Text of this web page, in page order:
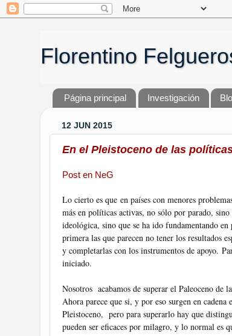
Florentino
Página principal Investigación
12 JUN 2015
En el Pleistoceno de las
Post en NeG
Lo cierto es que en países con menores
más en políticas activas, no sólo por parado,
ideológica, sino que se ha ido fundamentando
primera las que parecen no tener los resultados
y completarlas con los instrumentos de apoyo.
iniciado.
Nosotros acabamos de superar el Paleoceno de
Ahora parece que si, y por eso surgen en
Pleistoceno, pero para superarlo hay que
pueden ser eficaces por milagro, y lo normal es